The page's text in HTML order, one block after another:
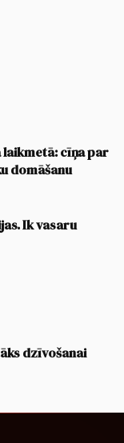
cīņa par
domāšanu
Ik vasaru
dzīvošanai